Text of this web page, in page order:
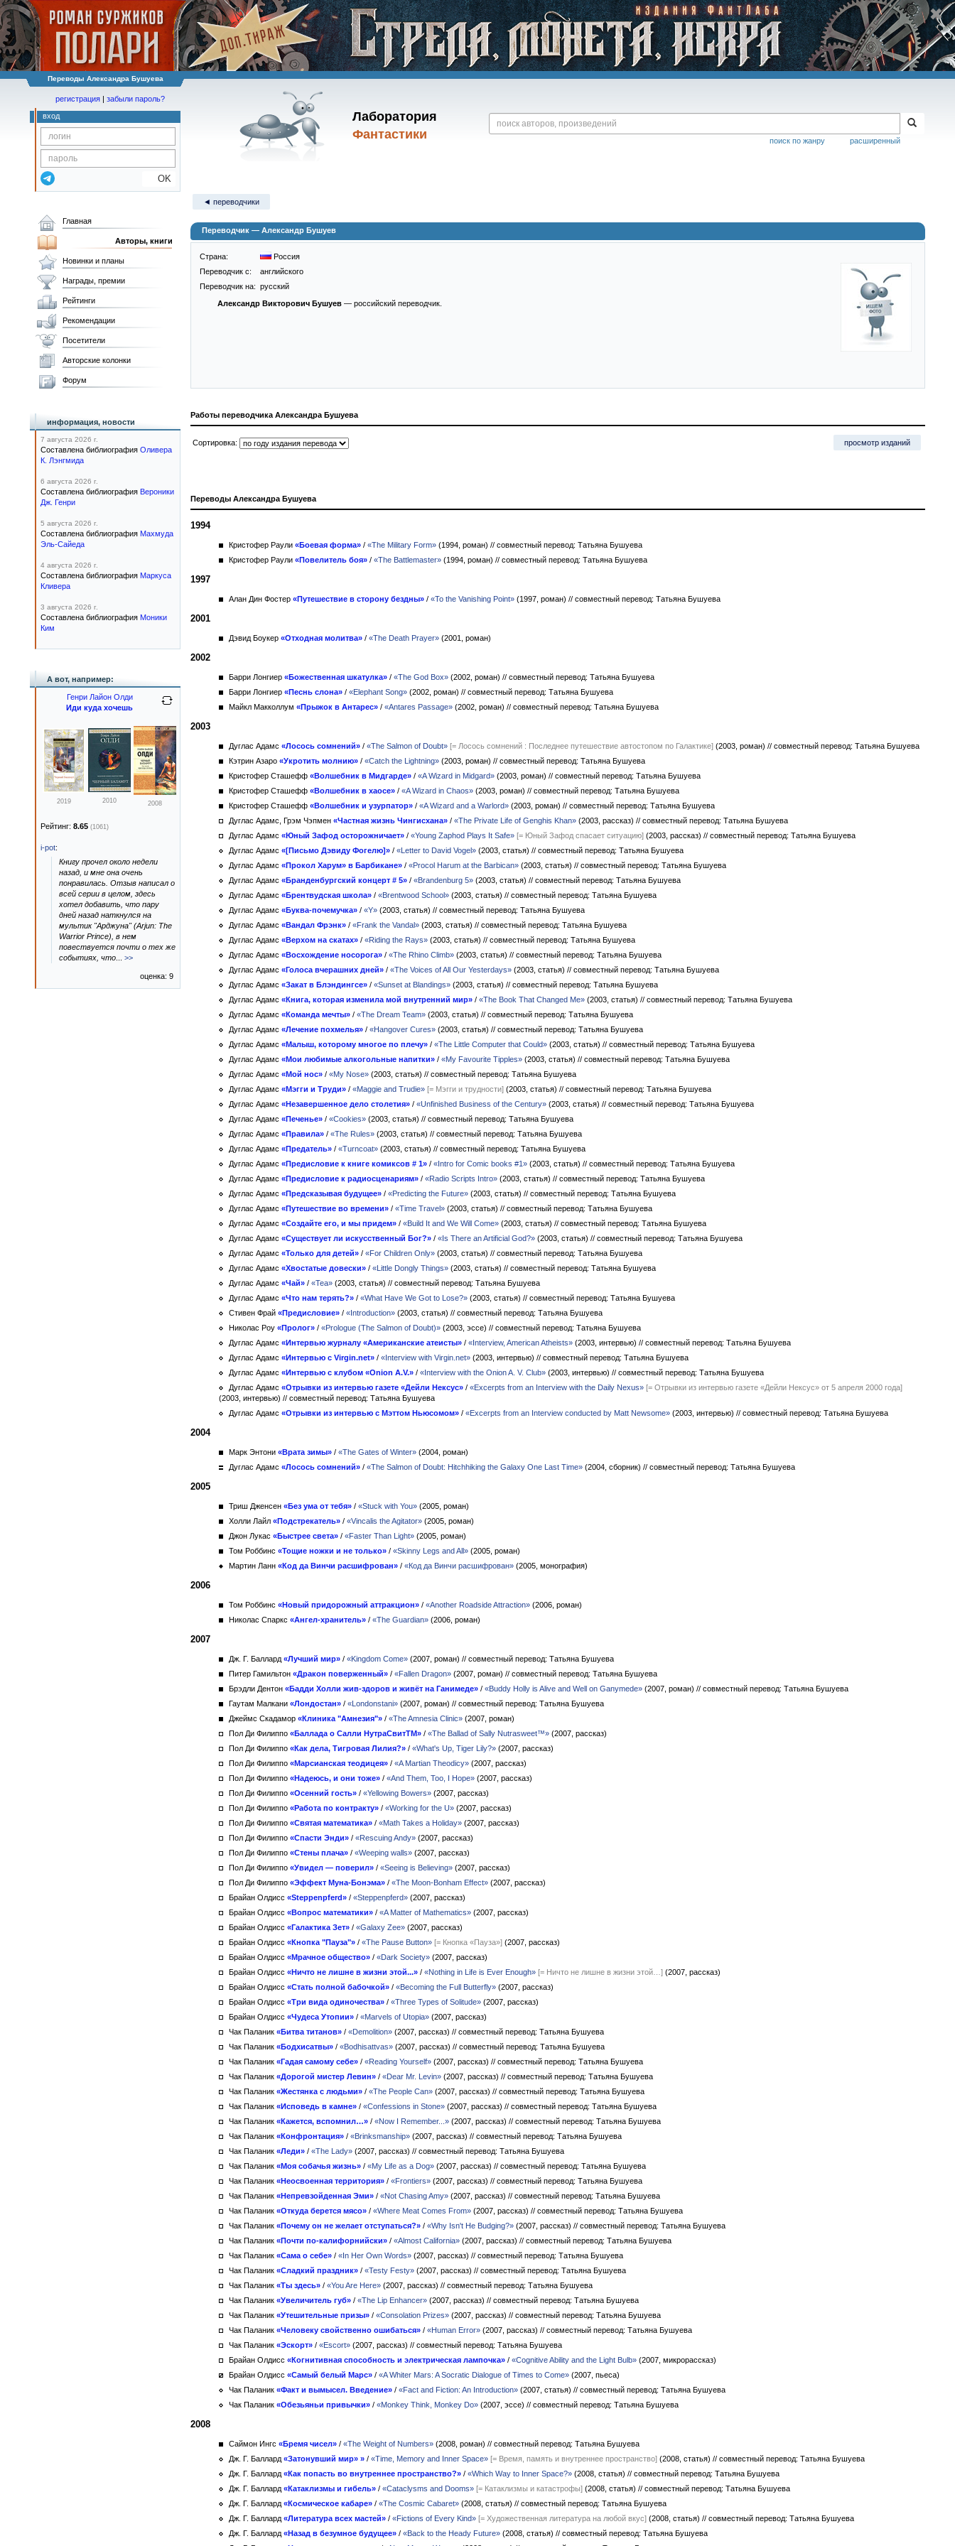
Переводы Александра Бушуева
Лаборатория
Фантастики
расширенный
поиск по жанру
регистрация | забыли пароль?
вход
OK
◄ переводчики
Переводчик — Александр Бушуев
Страна:
Россия
Переводчик c:
английского
Переводчик на: русский
Александр Викторович Бушуев— российский переводчик.
Работы переводчика Александра Бушуева
Сортировка: просмотр изданий
Переводы Александра Бушуева
1994
Кристофер Раули «Боевая форма» / «The Military Form» (1994, роман) // совместный перевод: Татьяна Бушуева
Кристофер Раули «Повелитель боя» / «The Battlemaster» (1994, роман) // совместный перевод: Татьяна Бушуева
1997
Алан Дин Фостер «Путешествие в сторону бездны» / «To the Vanishing Point» (1997, роман) // совместный перевод: Татьяна Бушуева
2001
Дэвид Боукер «Отходная молитва» / «The Death Prayer» (2001, роман)
2002
Барри Лонгиер «Божественная шкатулка» / «The God Box» (2002, роман) // совместный перевод: Татьяна Бушуева
Барри Лонгиер «Песнь слона» / «Elephant Song» (2002, роман) // совместный перевод: Татьяна Бушуева
Майкл Макколлум «Прыжок в Антарес» / «Antares Passage» (2002, роман) // совместный перевод: Татьяна Бушуева
2003
Дуглас Адамс «Лосось сомнений» / «The Salmon of Doubt» [= Лосось сомнений : Последнее путешествие автостопом по Галактике] (2003, роман) // совместный перевод: Татьяна Бушуева
Кэтрин Азаро «Укротить молнию» / «Catch the Lightning» (2003, роман) // совместный перевод: Татьяна Бушуева
Кристофер Сташефф «Волшебник в Мидгарде» / «A Wizard in Midgard» (2003, роман) // совместный перевод: Татьяна Бушуева
Кристофер Сташефф «Волшебник в хаосе» / «A Wizard in Chaos» (2003, роман) // совместный перевод: Татьяна Бушуева
Кристофер Сташефф «Волшебник и узурпатор» / «A Wizard and a Warlord» (2003, роман) // совместный перевод: Татьяна Бушуева
Дуглас Адамс, Грэм Чэпмен «Частная жизнь Чингисхана» / «The Private Life of Genghis Khan» (2003, рассказ) // совместный перевод: Татьяна Бушуева
Дуглас Адамс «Юный Зафод осторожничает» / «Young Zaphod Plays It Safe» [= Юный Зафод спасает ситуацию] (2003, рассказ) // совместный перевод: Татьяна Бушуева
Дуглас Адамс «[Письмо Дэвиду Фогелю]» / «Letter to David Vogel» (2003, статья) // совместный перевод: Татьяна Бушуева
Дуглас Адамс «Прокол Харум» в Барбикане» / «Procol Harum at the Barbican» (2003, статья) // совместный перевод: Татьяна Бушуева
Дуглас Адамс «Бранденбургский концерт # 5» / «Brandenburg 5» (2003, статья) // совместный перевод: Татьяна Бушуева
Дуглас Адамс «Брентвудская школа» / «Brentwood School» (2003, статья) // совместный перевод: Татьяна Бушуева
Дуглас Адамс «Буква-почемучка» / «Y» (2003, статья) // совместный перевод: Татьяна Бушуева
Дуглас Адамс «Вандал Фрэнк» / «Frank the Vandal» (2003, статья) // совместный перевод: Татьяна Бушуева
Дуглас Адамс «Верхом на скатах» / «Riding the Rays» (2003, статья) // совместный перевод: Татьяна Бушуева
Дуглас Адамс «Восхождение носорога» / «The Rhino Climb» (2003, статья) // совместный перевод: Татьяна Бушуева
Дуглас Адамс «Голоса вчерашних дней» / «The Voices of All Our Yesterdays» (2003, статья) // совместный перевод: Татьяна Бушуева
Дуглас Адамс «Закат в Блэндингсе» / «Sunset at Blandings» (2003, статья) // совместный перевод: Татьяна Бушуева
Дуглас Адамс «Книга, которая изменила мой внутренний мир» / «The Book That Changed Me» (2003, статья) // совместный перевод: Татьяна Бушуева
Дуглас Адамс «Команда мечты» / «The Dream Team» (2003, статья) // совместный перевод: Татьяна Бушуева
Дуглас Адамс «Лечение похмелья» / «Hangover Cures» (2003, статья) // совместный перевод: Татьяна Бушуева
Дуглас Адамс «Малыш, которому многое по плечу» / «The Little Computer that Could» (2003, статья) // совместный перевод: Татьяна Бушуева
Дуглас Адамс «Мои любимые алкогольные напитки» / «My Favourite Tipples» (2003, статья) // совместный перевод: Татьяна Бушуева
Дуглас Адамс «Мой нос» / «My Nose» (2003, статья) // совместный перевод: Татьяна Бушуева
Дуглас Адамс «Мэгги и Труди» / «Maggie and Trudie» [= Мэгги и трудности] (2003, статья) // совместный перевод: Татьяна Бушуева
Дуглас Адамс «Незавершенное дело столетия» / «Unfinished Business of the Century» (2003, статья) // совместный перевод: Татьяна Бушуева
Дуглас Адамс «Печенье» / «Cookies» (2003, статья) // совместный перевод: Татьяна Бушуева
Дуглас Адамс «Правила» / «The Rules» (2003, статья) // совместный перевод: Татьяна Бушуева
Дуглас Адамс «Предатель» / «Turncoat» (2003, статья) // совместный перевод: Татьяна Бушуева
Дуглас Адамс «Предисловие к книге комиксов # 1» / «Intro for Comic books #1» (2003, статья) // совместный перевод: Татьяна Бушуева
Дуглас Адамс «Предисловие к радиосценариям» / «Radio Scripts Intro» (2003, статья) // совместный перевод: Татьяна Бушуева
Дуглас Адамс «Предсказывая будущее» / «Predicting the Future» (2003, статья) // совместный перевод: Татьяна Бушуева
Дуглас Адамс «Путешествие во времени» / «Time Travel» (2003, статья) // совместный перевод: Татьяна Бушуева
Дуглас Адамс «Создайте его, и мы придем» / «Build It and We Will Come» (2003, статья) // совместный перевод: Татьяна Бушуева
Дуглас Адамс «Существует ли искусственный Бог?» / «Is There an Artificial God?» (2003, статья) // совместный перевод: Татьяна Бушуева
Дуглас Адамс «Только для детей» / «For Children Only» (2003, статья) // совместный перевод: Татьяна Бушуева
Дуглас Адамс «Хвостатые довески» / «Little Dongly Things» (2003, статья) // совместный перевод: Татьяна Бушуева
Дуглас Адамс «Чай» / «Tea» (2003, статья) // совместный перевод: Татьяна Бушуева
Дуглас Адамс «Что нам терять?» / «What Have We Got to Lose?» (2003, статья) // совместный перевод: Татьяна Бушуева
Стивен Фрай «Предисловие» / «Introduction» (2003, статья) // совместный перевод: Татьяна Бушуева
Николас Роу «Пролог» / «Prologue (The Salmon of Doubt)» (2003, эссе) // совместный перевод: Татьяна Бушуева
Дуглас Адамс «Интервью журналу «Американские атеисты» / «Interview, American Atheists» (2003, интервью) // совместный перевод: Татьяна Бушуева
Дуглас Адамс «Интервью с Virgin.net» / «Interview with Virgin.net» (2003, интервью) // совместный перевод: Татьяна Бушуева
Дуглас Адамс «Интервью с клубом «Onion A.V.» / «Interview with the Onion A. V. Club» (2003, интервью) // совместный перевод: Татьяна Бушуева
Дуглас Адамс «Отрывки из интервью газете «Дейли Нексус» / «Excerpts from an Interview with the Daily Nexus» [= Отрывки из интервью газете «Дейли Нексус» от 5 апреля 2000 года]
(2003, интервью) // совместный перевод: Татьяна Бушуева
Дуглас Адамс «Отрывки из интервью с Мэттом Ньюсомом» / «Excerpts from an Interview conducted by Matt Newsome» (2003, интервью) // совместный перевод: Татьяна Бушуева
2004
Марк Энтони «Врата зимы» / «The Gates of Winter» (2004, роман)
Дуглас Адамс «Лосось сомнений» / «The Salmon of Doubt: Hitchhiking the Galaxy One Last Time» (2004, сборник) // совместный перевод: Татьяна Бушуева
2005
Триш Дженсен «Без ума от тебя» / «Stuck with You» (2005, роман)
Холли Лайл «Подстрекатель» / «Vincalis the Agitator» (2005, роман)
Джон Лукас «Быстрее света» / «Faster Than Light» (2005, роман)
Том Роббинс «Тощие ножки и не только» / «Skinny Legs and All» (2005, роман)
Мартин Ланн «Код да Винчи расшифрован» / «Код да Винчи расшифрован» (2005, монография)
2006
Том Роббинс «Новый придорожный аттракцион» / «Another Roadside Attraction» (2006, роман)
Николас Спаркс «Ангел-хранитель» / «The Guardian» (2006, роман)
2007
Дж. Г. Баллард «Лучший мир» / «Kingdom Come» (2007, роман) // совместный перевод: Татьяна Бушуева
Питер Гамильтон «Дракон поверженный» / «Fallen Dragon» (2007, роман) // совместный перевод: Татьяна Бушуева
Брэдли Дентон «Бадди Холли жив-здоров и живёт на Ганимеде» / «Buddy Holly is Alive and Well on Ganymede» (2007, роман) // совместный перевод: Татьяна Бушуева
Гаутам Малкани «Лондостан» / «Londonstani» (2007, роман) // совместный перевод: Татьяна Бушуева
Джеймс Скадамор «Клиника "Амнезия"» / «The Amnesia Clinic» (2007, роман)
Пол Ди Филиппо «Баллада о Салли НутраСвитТМ» / «The Ballad of Sally Nutrasweet™» (2007, рассказ)
Пол Ди Филиппо «Как дела, Тигровая Лилия?» / «What's Up, Tiger Lily?» (2007, рассказ)
Пол Ди Филиппо «Марсианская теодицея» / «A Martian Theodicy» (2007, рассказ)
Пол Ди Филиппо «Надеюсь, и они тоже» / «And Them, Too, I Hope» (2007, рассказ)
Пол Ди Филиппо «Осенний гость» / «Yellowing Bowers» (2007, рассказ)
Пол Ди Филиппо «Работа по контракту» / «Working for the U» (2007, рассказ)
Пол Ди Филиппо «Святая математика» / «Math Takes a Holiday» (2007, рассказ)
Пол Ди Филиппо «Спасти Энди» / «Rescuing Andy» (2007, рассказ)
Пол Ди Филиппо «Стены плача» / «Weeping walls» (2007, рассказ)
Пол Ди Филиппо «Увидел — поверил» / «Seeing is Believing» (2007, рассказ)
Пол Ди Филиппо «Эффект Муна-Бонэма» / «The Moon-Bonham Effect» (2007, рассказ)
Брайан Олдисс «Steppenpferd» / «Steppenpferd» (2007, рассказ)
Брайан Олдисс «Вопрос математики» / «A Matter of Mathematics» (2007, рассказ)
Брайан Олдисс «Галактика Зет» / «Galaxy Zee» (2007, рассказ)
Брайан Олдисс «Кнопка "Пауза"» / «The Pause Button» [= Кнопка «Пауза»] (2007, рассказ)
Брайан Олдисс «Мрачное общество» / «Dark Society» (2007, рассказ)
Брайан Олдисс «Ничто не лишне в жизни этой...» / «Nothing in Life is Ever Enough» [= Ничто не лишне в жизни этой…] (2007, рассказ)
Брайан Олдисс «Стать полной бабочкой» / «Becoming the Full Butterfly» (2007, рассказ)
Брайан Олдисс «Три вида одиночества» / «Three Types of Solitude» (2007, рассказ)
Брайан Олдисс «Чудеса Утопии» / «Marvels of Utopia» (2007, рассказ)
Чак Паланик «Битва титанов» / «Demolition» (2007, рассказ) // совместный перевод: Татьяна Бушуева
Чак Паланик «Бодхисатвы» / «Bodhisattvas» (2007, рассказ) // совместный перевод: Татьяна Бушуева
Чак Паланик «Гадая самому себе» / «Reading Yourself» (2007, рассказ) // совместный перевод: Татьяна Бушуева
Чак Паланик «Дорогой мистер Левин» / «Dear Mr. Levin» (2007, рассказ) // совместный перевод: Татьяна Бушуева
Чак Паланик «Жестянка с людьми» / «The People Can» (2007, рассказ) // совместный перевод: Татьяна Бушуева
Чак Паланик «Исповедь в камне» / «Confessions in Stone» (2007, рассказ) // совместный перевод: Татьяна Бушуева
Чак Паланик «Кажется, вспомнил…» / «Now I Remember...» (2007, рассказ) // совместный перевод: Татьяна Бушуева
Чак Паланик «Конфронтация» / «Brinksmanship» (2007, рассказ) // совместный перевод: Татьяна Бушуева
Чак Паланик «Леди» / «The Lady» (2007, рассказ) // совместный перевод: Татьяна Бушуева
Чак Паланик «Моя собачья жизнь» / «My Life as a Dog» (2007, рассказ) // совместный перевод: Татьяна Бушуева
Чак Паланик «Неосвоенная территория» / «Frontiers» (2007, рассказ) // совместный перевод: Татьяна Бушуева
Чак Паланик «Непревзойденная Эми» / «Not Chasing Amy» (2007, рассказ) // совместный перевод: Татьяна Бушуева
Чак Паланик «Откуда берется мясо» / «Where Meat Comes From» (2007, рассказ) // совместный перевод: Татьяна Бушуева
Чак Паланик «Почему он не желает отступаться?» / «Why Isn't He Budging?» (2007, рассказ) // совместный перевод: Татьяна Бушуева
Чак Паланик «Почти по-калифорнийски» / «Almost California» (2007, рассказ) // совместный перевод: Татьяна Бушуева
Чак Паланик «Сама о себе» / «In Her Own Words» (2007, рассказ) // совместный перевод: Татьяна Бушуева
Чак Паланик «Сладкий праздник» / «Testy Festy» (2007, рассказ) // совместный перевод: Татьяна Бушуева
Чак Паланик «Ты здесь» / «You Are Here» (2007, рассказ) // совместный перевод: Татьяна Бушуева
Чак Паланик «Увеличитель губ» / «The Lip Enhancer» (2007, рассказ) // совместный перевод: Татьяна Бушуева
Чак Паланик «Утешительные призы» / «Consolation Prizes» (2007, рассказ) // совместный перевод: Татьяна Бушуева
Чак Паланик «Человеку свойственно ошибаться» / «Human Error» (2007, рассказ) // совместный перевод: Татьяна Бушуева
Чак Паланик «Эскорт» / «Escort» (2007, рассказ) // совместный перевод: Татьяна Бушуева
Брайан Олдисс «Когнитивная способность и электрическая лампочка» / «Cognitive Ability and the Light Bulb» (2007, микрорассказ)
Брайан Олдисс «Самый белый Марс» / «A Whiter Mars: A Socratic Dialogue of Times to Come» (2007, пьеса)
Чак Паланик «Факт и вымысел. Введение» / «Fact and Fiction: An Introduction» (2007, статья) // совместный перевод: Татьяна Бушуева
Чак Паланик «Обезьяньи привычки» / «Monkey Think, Monkey Do» (2007, эссе) // совместный перевод: Татьяна Бушуева
2008
Саймон Ингс «Бремя чисел» / «The Weight of Numbers» (2008, роман) // совместный перевод: Татьяна Бушуева
Дж. Г. Баллард «Затонувший мир» » / «Time, Memory and Inner Space» [= Время, память и внутреннее пространство] (2008, статья) // совместный перевод: Татьяна Бушуева
Дж. Г. Баллард «Как попасть во внутреннее пространство?» / «Which Way to Inner Space?» (2008, статья) // совместный перевод: Татьяна Бушуева
Дж. Г. Баллард «Катаклизмы и гибель» / «Cataclysms and Dooms» [= Катаклизмы и катастрофы] (2008, статья) // совместный перевод: Татьяна Бушуева
Дж. Г. Баллард «Космическое кабаре» / «The Cosmic Cabaret» (2008, статья) // совместный перевод: Татьяна Бушуева
Дж. Г. Баллард «Литература всех мастей» / «Fictions of Every Kind» [= Художественная литература на любой вкус] (2008, статья) // совместный перевод: Татьяна Бушуева
Дж. Г. Баллард «Назад в безумное будущее» / «Back to the Heady Future» (2008, статья) // совместный перевод: Татьяна Бушуева
Главная
Авторы, книги
Новинки и планы
Награды, премии
Рейтинги
Рекомендации
Посетители
Авторские колонки
Форум
информация, новости
7 августа 2026 г.
Составлена библиография Оливера
К. Лэнгмида
6 августа 2026 г.
Составлена библиография Вероники
Дж. Генри
5 августа 2026 г.
Составлена библиография Махмуда
Эль-Сайеда
4 августа 2026 г.
Составлена библиография Маркуса
Кливера
3 августа 2026 г.
Составлена библиография Моники
Ким
А вот, например:
Генри Лайон Олди
Иди куда хочешь
2019 2010 2008
Рейтинг: 8.65 (1061)
i-pot:
Книгу прочел около недели
назад, и мне она очень
понравилась. Отзыв написал о
всей серии в целом, здесь
хотел добавить, что пару
дней назад наткнулся на
мультик "Арджуна" (Arjun: The
Warrior Prince), в нем
повествуется почти о тех же
событиях, что
>>
оценка: 9